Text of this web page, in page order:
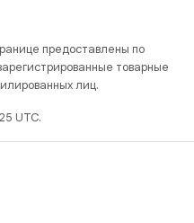
предоставлены по
товарные
лиц.
UTC.